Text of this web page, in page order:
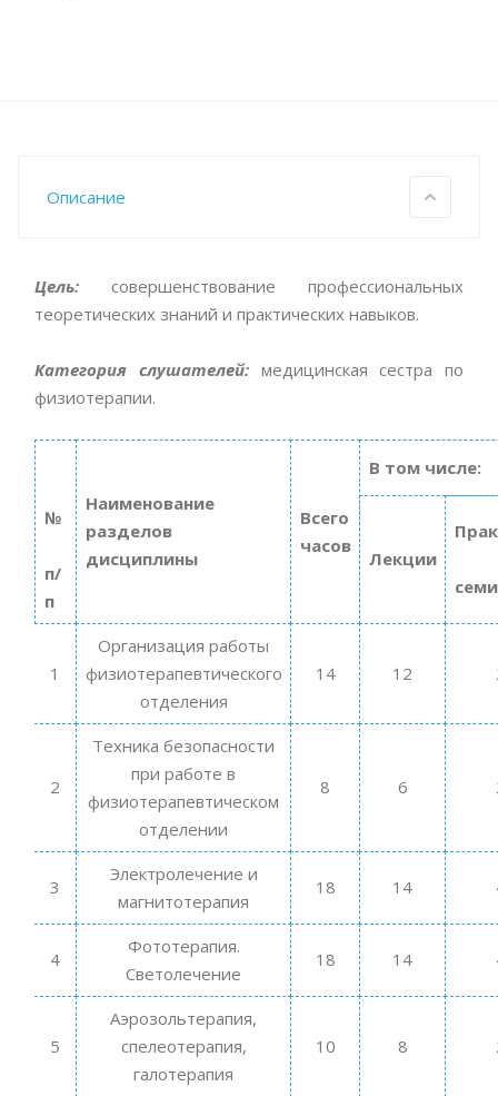
Описание
Цель: совершенствование профессиональных
теоретических знаний и практических навыков.
Категория слушателей:медицинская сестра по
физиотерапии.
№
п/
п
Наименование
разделов
дисциплины
Всего
часов
В том числе:
Лекции
1
Организация работы
физиотерапевтического
отделения
14 12
2
Техника безопасности
при работе в
физиотерапевтическом
отделении
8 6
3
Электролечение и
магнитотерапия
18 14
4
Фототерапия.
Светолечение
18 14
5
Аэрозольтерапия,
спелеотерапия,
галотерапия
10 8